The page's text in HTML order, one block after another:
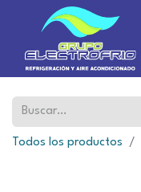
Todos los productos